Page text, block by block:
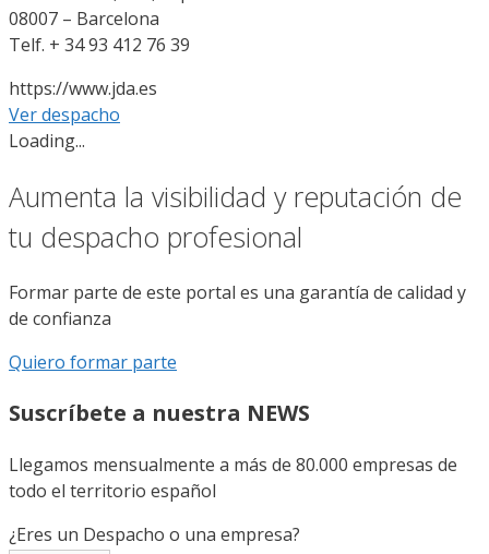
08007 – Barcelona
Telf. + 34 93 412 76 39
https://www.jda.es
Ver despacho
Loading...
Aumenta la visibilidad y reputación de
tu despacho profesional
Formar parte de este portal es una garantía de calidad y
de confianza
Quiero formar parte
Suscríbete a nuestra NEWS
Llegamos mensualmente a más de 80.000 empresas de
todo el territorio español
¿Eres un Despacho o una empresa?